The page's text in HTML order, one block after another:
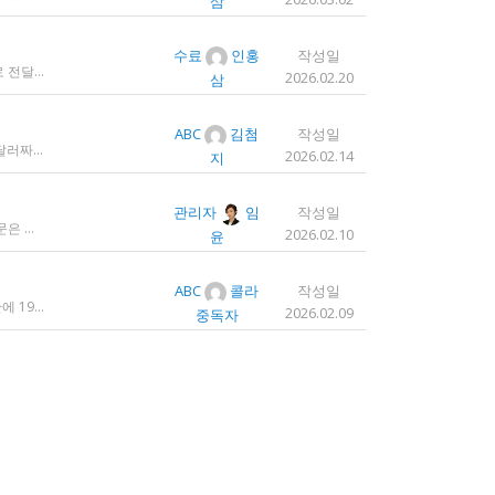
여태 한 달에 한 두 번 꼴로 단일 파일을 번역하는 일을 해왔는데요 오늘 처음으로 모 회사에서 트라도스 패키지 파일로 전달하는 일을!!! 주셔서 열어봤습니다. ...너무 떨리네요 원래 타겟 세그먼트에 아무것도 없었는데, NMT나 100프로 매치로 채워져있고 그래요 맨 처음 일을 받고 돈을 받았을 때가 커리어의 시작이라고 생각했는데 몇 달 동안 그런 식으로 많으면 두 세개 정도의 일을 받다가 오늘 나름 볼륨 있는 업무를 맡게 되니까 뭔가 커리어의 [진짜_찐_시작_최종] 같고 긴장되네요 잘 해내고 싶어서 떨리고,,,,,, 잘 할 수 있을까 싶고 크아악 다들 2월에 일 잘 해내고 계신가요 여태껏 검색 기능을 사용해 눈팅만 해왔는데 산번혁 회원님들의 번역가 라이프는 어떻게 굴러가고 있는지 궁금하네요 호호호
수료
인홍
삼
작성일
2026.02.20
그런 여러분을 위해 핫딜 알려드립니다 카카오톡 선물하기에서 ChatGPT for Kakao 쳐서 들어가 보시면 한달에 200달러짜리 프로 버전을 2만9천원에 팔고 있습니다. 이벤트 성이라서 계속 판매는 안 할 것 같고 5개 구매 제한도 있긴 하지만, 어차피 3만원씩 내고 플러스 버전 쓰시고 계시다면 같은 가격에 프로 써보는 것도 나쁘지 않을 것 같아요 ㅎㅎ 저도 혹시 사기 아닌가 긴가민가했는데 진짜 프로 버전 맞더라고요.
ABC
김첨
지
작성일
2026.02.14
팔자에 안 맞게 간혹 다른 언어 번역가 뽑을 일이 있는데 생각나서 적어봅니다 트라도스/메모큐를 사야 하냐? 라는 질문은 설득의 대상이 아니라고 생각해서 그냥 두는 편인데요 질문 전 적극적으로 정보를 찾아보는 상태에서는 의미가 있을 것입니다 뽑히는 입장에선 잘 모르는데, 뽑는 입장에서는 트라도스/메모큐 안 쓰는 사람은 걸러버리면 정말 편합니다 주어진 업무를 못 한다는 뜻이거든요 1) 용어 1천개가 든 용어집이 있음 2) 기존에 쓰던 번역 메모리가 있음 상당히 흔한 상황인데, 트라도스/메모큐를 안 쓰고 외워서 작업이 가능한 사람은 산업스파이 쪽으로 가셔야지 여기 있으면 안 됨 저 스크린샷에도 제가 답변한 사람은 얼마 안 되는데요 챗지피티로 '트라도스 사용자/기타 요건(단가 등)' 맞는 사람만 필터로 건져서 답변하는 겁니다 아마 트라도스 안 써도 되는 운전면허증 번역같은 업무도 있을 텐데, 그런 것은 단발성이고 업데이트가 없으며 없는 자들끼리 경쟁해서 경쟁률이 아주 높을 겁니다.
관리자
임
윤
작성일
2026.02.10
프로즈 프로필 보고 연락했다면서, 과거에 거래한적 없는 피엠이 이메일로 의뢰를 주셨는데요 샘테도 보지 않고 4일안에 19000단어 영한번역을 해달라는데 거래해도 괜찮을까요..? 거래한적 한번도 없는 뉴비한테 샘테도 없이 프로젝트를 던져주니 이거 사기인거 아닌가 좀 걱정이 됩니다. 급한데 사람구하기 어려워서일까요? 게다가 전 이력서상 경력도 몇줄 안되는 초보중의 초보입니다...
ABC
콜라
중독자
작성일
2026.02.09